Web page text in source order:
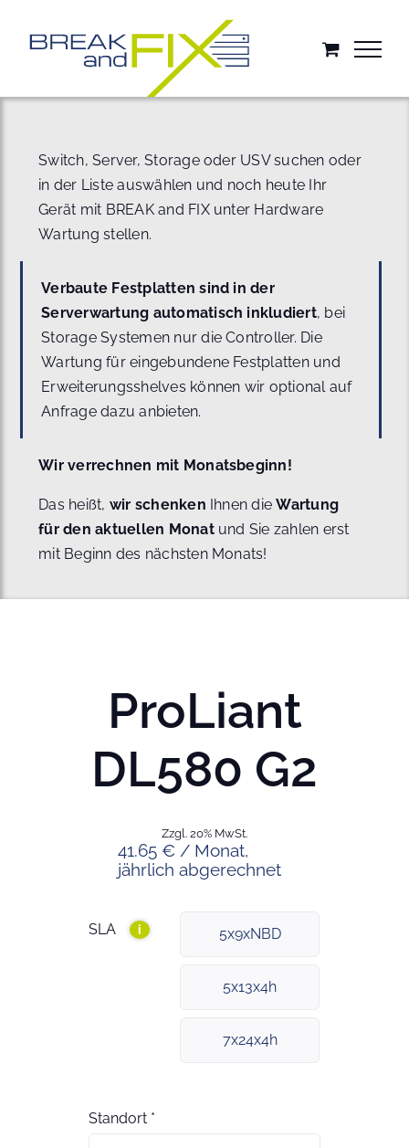
springen
Switch, Server, Storage oder USV suchen oder
in der Liste auswählen und noch heute Ihr
Gerät mit BREAK and FIX unter Hardware
Wartung stellen.
Verbaute Festplatten sind in der
Serverwartung automatisch inkludiert, bei
Storage Systemen nur die Controller. Die
Wartung für eingebundene Festplatten und
Erweiterungsshelves können wir optional auf
Anfrage dazu anbieten.
Wir verrechnen mit Monatsbeginn!
Das heißt, wir schenken Ihnen dieWartung
für den aktuellen Monat und Sie zahlen erst
mit Beginn des nächsten Monats!
ProLiant
DL580 G2
41.65 € / Monat,
jährlich abgerechnet
Zzgl. 20% MwSt.
SLA i 5x9xNBD
5x13x4h
7x24x4h
Standort *